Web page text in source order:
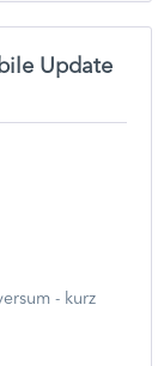
Update
- kurz